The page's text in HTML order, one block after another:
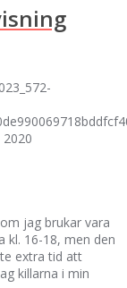
jag brukar vara
kl. 16-18, men den
extra tid att
killarna i min